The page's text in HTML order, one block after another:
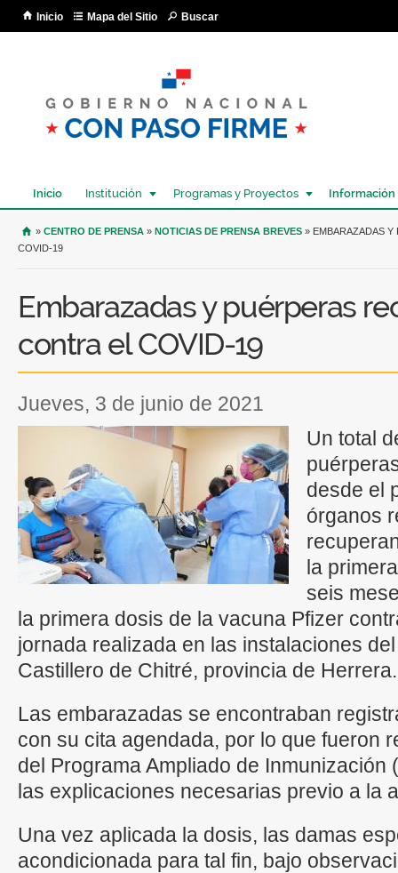
Inicio Mapa del Sitio Buscar
Inicio Institución Programas y Proyectos Información
USTED SE ENCUENTRA AQUÍ
» CENTRO DE PRENSA » NOTICIAS DE PRENSA BREVES » EMBARAZADAS Y
COVID-19
Embarazadas y puérperas
contra el COVID-19
jueves, 3 de junio de 2021
Un total
desde el
órganos
la
seis
la primera dosis de la vacuna Pfizer
jornada realizada en las instalaciones
Castillero de Chitré, provincia de Herrera.
Las embarazadas se encontraban
con su cita agendada, por lo que fueron
del Programa Ampliado de Inmunización
las explicaciones necesarias previo a la
Una vez aplicada la dosis, las damas
acondicionada para tal fin, bajo